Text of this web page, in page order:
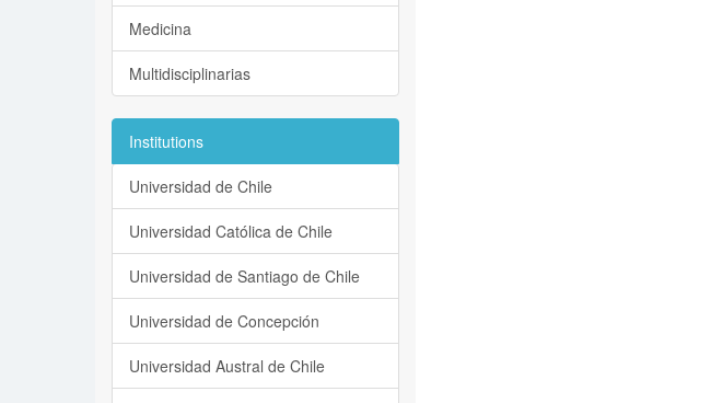
Medicina
Multidisciplinarias
Institutions
Universidad de Chile
Universidad Católica de Chile
Universidad de Santiago de Chile
Universidad de Concepción
Universidad Austral de Chile